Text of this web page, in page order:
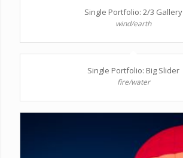
Single Portfolio: 2/3 Gallery
wind/earth
Single Portfolio: Big Slider
fire/water